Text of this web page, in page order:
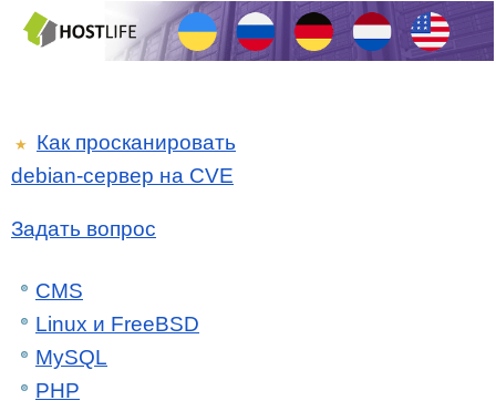
★
Как просканировать
debian-сервер на CVE
Задать вопрос
CMS
Linux и FreeBSD
MySQL
PHP